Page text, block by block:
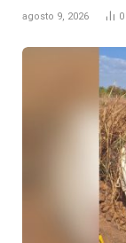
agosto 9, 2026 0